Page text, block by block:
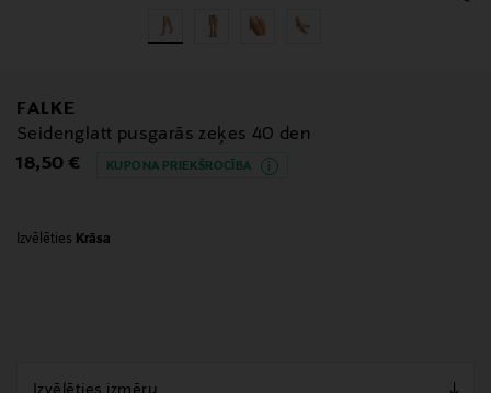
FALKE
Seidenglatt pusgarās zeķes 40 den
Original Price
18,50 € KUPONA PRIEKŠROCĪBA
Izvēlēties Krāsa